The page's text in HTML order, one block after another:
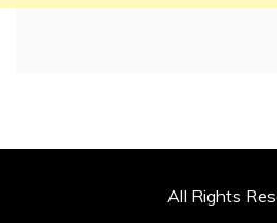
All Rights